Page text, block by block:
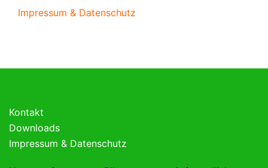
Impressum & Datenschutz
Kontakt
Downloads
Impressum & Datenschutz